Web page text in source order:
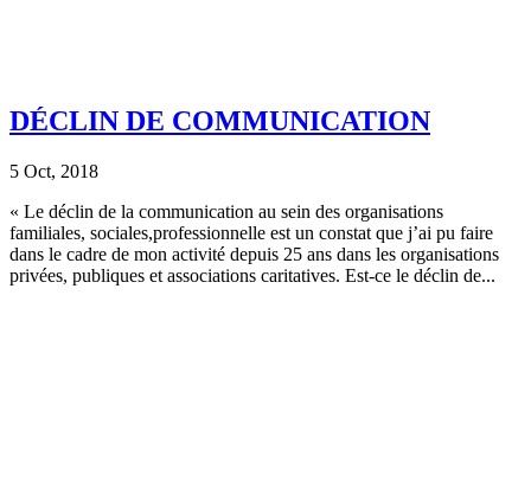
DÉCLIN DE COMMUNICATION
5 Oct, 2018
« Le déclin de la communication au sein des organisations
familiales, sociales,professionnelle est un constat que j’ai pu faire
dans le cadre de mon activité depuis 25 ans dans les organisations
privées, publiques et associations caritatives. Est-ce le déclin de...